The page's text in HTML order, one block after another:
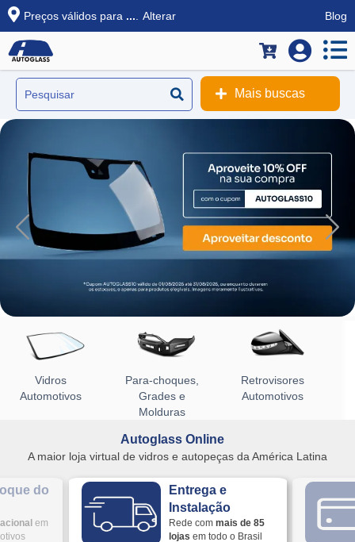
Preços válidos para ... Alterar Blog
Mais buscas
Vidros
Automotivos
Para-choques,
Grades e
Molduras
Retrovisores
Automotivos
Autoglass Online
A maior loja virtual de vidros e autopeças da América Latina
do
em
Entrega e
Instalação
Rede com mais de 85
lojas em todo o Brasil